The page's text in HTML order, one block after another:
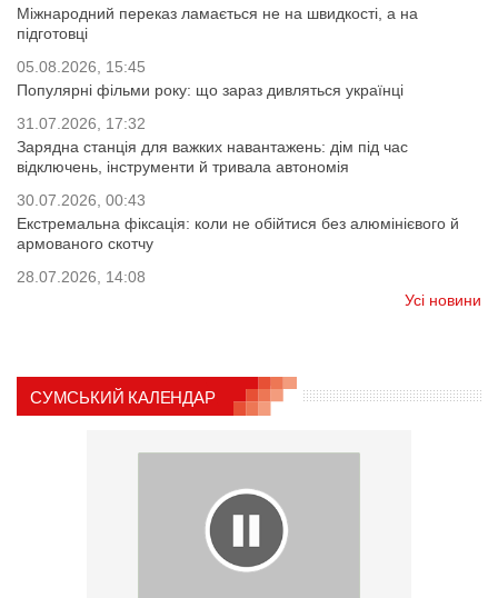
Міжнародний переказ ламається не на швидкості, а на
підготовці
05.08.2026, 15:45
Популярні фільми року: що зараз дивляться українці
31.07.2026, 17:32
Зарядна станція для важких навантажень: дім під час
відключень, інструменти й тривала автономія
30.07.2026, 00:43
Екстремальна фіксація: коли не обійтися без алюмінієвого й
армованого скотчу
28.07.2026, 14:08
Усі новини
СУМСЬКИЙ КАЛЕНДАР